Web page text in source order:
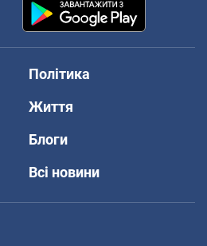
Політика
Життя
Блоги
Всі новини